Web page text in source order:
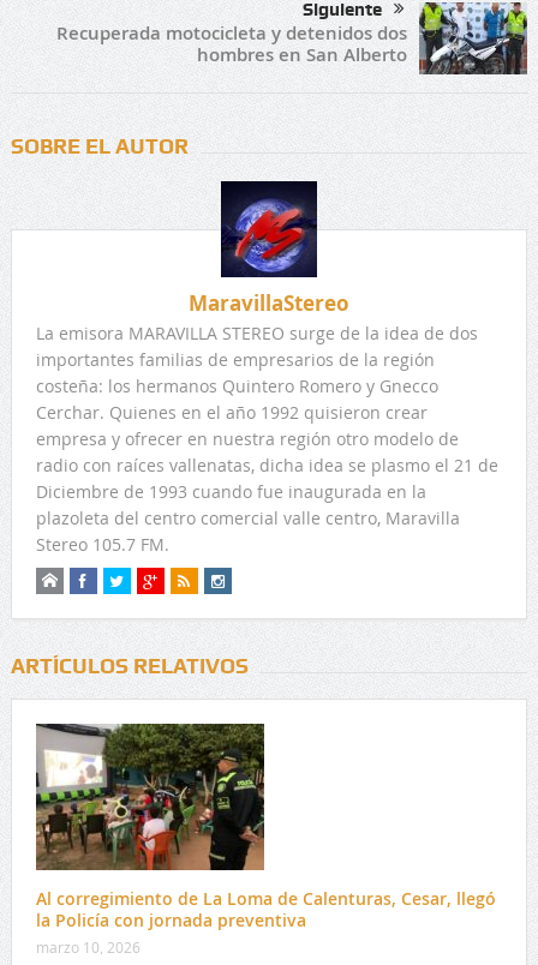
Siguiente
Recuperada motocicleta y detenidos dos
hombres en San Alberto
SOBRE EL AUTOR
MaravillaStereo
La emisora MARAVILLA STEREO surge de la idea de dos
importantes familias de empresarios de la región
costeña: los hermanos Quintero Romero y Gnecco
Cerchar. Quienes en el año 1992 quisieron crear
empresa y ofrecer en nuestra región otro modelo de
radio con raíces vallenatas, dicha idea se plasmo el 21 de
Diciembre de 1993 cuando fue inaugurada en la
plazoleta del centro comercial valle centro, Maravilla
Stereo 105.7 FM.
ARTÍCULOS RELATIVOS
Al corregimiento de La Loma de Calenturas, Cesar, llegó
la Policía con jornada preventiva
marzo 10, 2026